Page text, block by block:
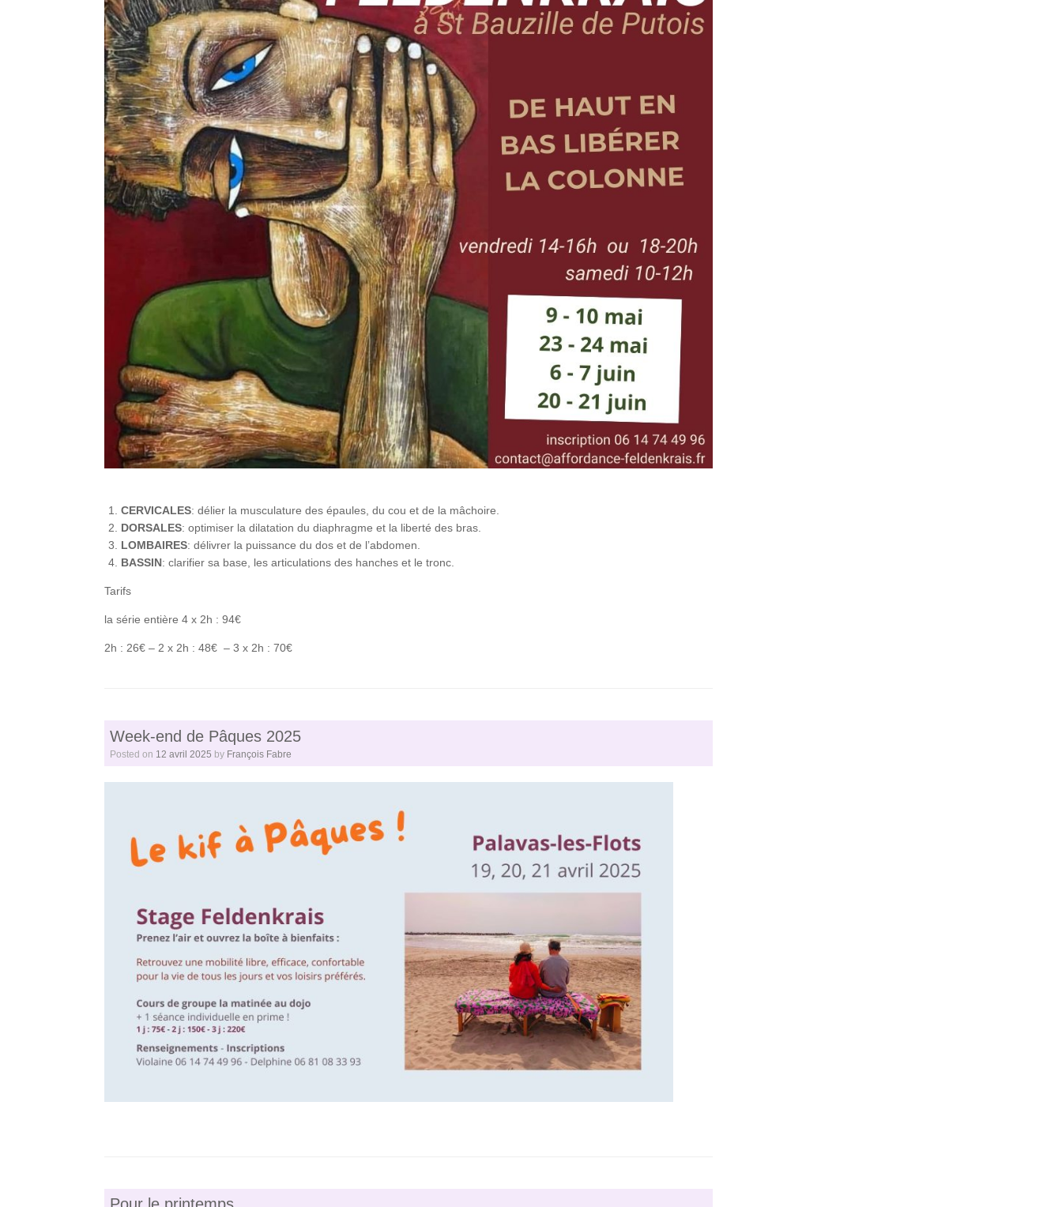
CERVICALES: délier la musculature des épaules, du cou et de la mâchoire.
DORSALES: optimiser la dilatation du diaphragme et la liberté des bras.
LOMBAIRES: délivrer la puissance du dos et de l’abdomen.
BASSIN: clarifier sa base, les articulations des hanches et le tronc.
Tarifs
la série entière 4 x 2h : 94€
2h : 26€ – 2 x 2h : 48€ – 3 x 2h : 70€
Week-end de Pâques 2025
Posted on 12 avril 2025 by François Fabre